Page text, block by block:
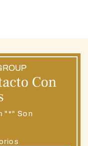
Con
"*" Son